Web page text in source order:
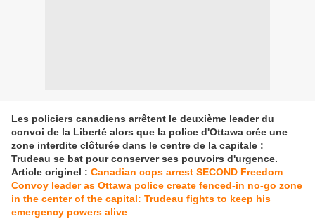
Les policiers canadiens arrêtent le deuxième leader du
convoi de la Liberté alors que la police d'Ottawa crée une
zone interdite clôturée dans le centre de la capitale :
Trudeau se bat pour conserver ses pouvoirs d'urgence.
Article originel : Canadian cops arrest SECOND Freedom
Convoy leader as Ottawa police create fenced-in no-go zone
in the center of the capital: Trudeau fights to keep his
emergency powers alive